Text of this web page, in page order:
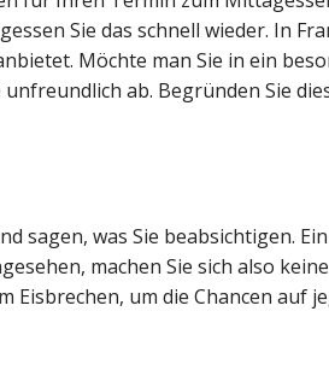
Sie das schnell wieder. In
Möchte man Sie in ein
ab. Begründen Sie
sagen, was Sie beabsichtigen. Ein
machen Sie sich also
Eisbrechen, um die Chancen auf